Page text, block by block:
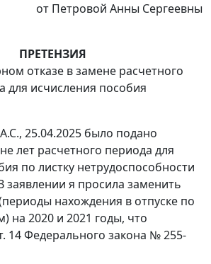
от Петровой Анны Сергеевны
ПРЕТЕНЗИЯ
отказе в замене расчетного
для исчисления пособия
25.04.2025 было подано
лет расчетного периода для
по листку нетрудоспособности
заявлении я просила заменить
нахождения в отпуске по
на 2020 и 2021 годы, что
14 Федерального закона № 255-